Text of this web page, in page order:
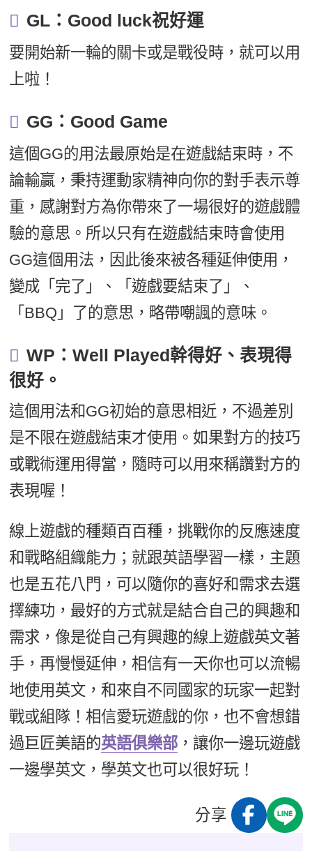
GL：Good luck祝好運
要開始新一輪的關卡或是戰役時，就可以用
上啦！
GG：Good Game
這個GG的用法最原始是在遊戲結束時，不
論輸贏，秉持運動家精神向你的對手表示尊
重，感謝對方為你帶來了一場很好的遊戲體
驗的意思。所以只有在遊戲結束時會使用
GG這個用法，因此後來被各種延伸使用，
變成「完了」、「遊戲要結束了」、
「BBQ」了的意思，略帶嘲諷的意味。
WP：Well Played幹得好、表現得
很好。
這個用法和GG初始的意思相近，不過差別
是不限在遊戲結束才使用。如果對方的技巧
或戰術運用得當，隨時可以用來稱讚對方的
表現喔！
線上遊戲的種類百百種，挑戰你的反應速度
和戰略組織能力；就跟英語學習一樣，主題
也是五花八門，可以隨你的喜好和需求去選
擇練功，最好的方式就是結合自己的興趣和
需求，像是從自己有興趣的線上遊戲英文著
手，再慢慢延伸，相信有一天你也可以流暢
地使用英文，和來自不同國家的玩家一起對
戰或組隊！相信愛玩遊戲的你，也不會想錯
過巨匠美語的英語俱樂部 ，讓你一邊玩遊戲
一邊學英文，學英文也可以很好玩！
分享